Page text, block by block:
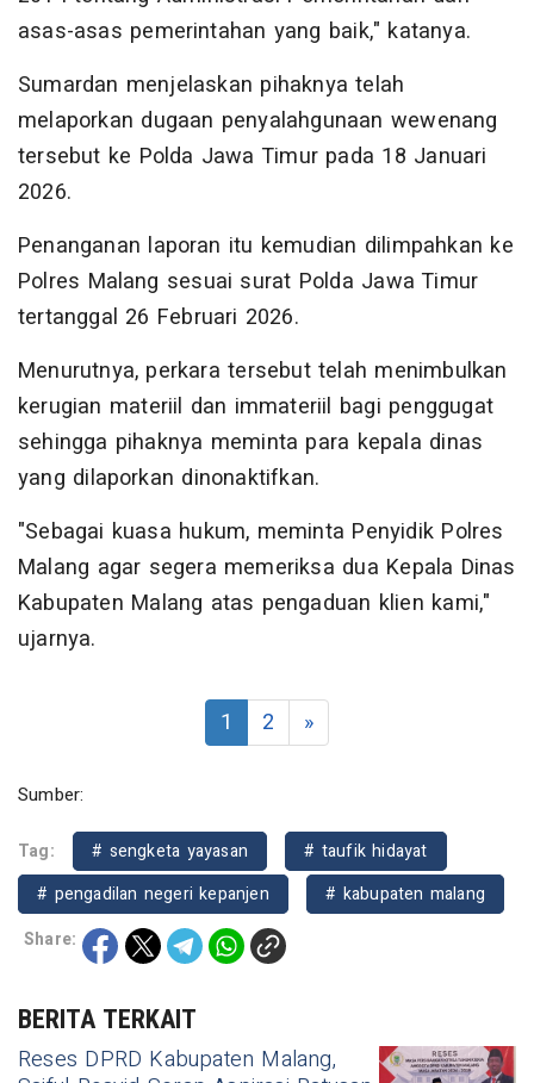
asas-asas pemerintahan yang baik," katanya.
Sumardan menjelaskan pihaknya telah
melaporkan dugaan penyalahgunaan wewenang
tersebut ke Polda Jawa Timur pada 18 Januari
2026.
Penanganan laporan itu kemudian dilimpahkan ke
Polres Malang sesuai surat Polda Jawa Timur
tertanggal 26 Februari 2026.
Menurutnya, perkara tersebut telah menimbulkan
kerugian materiil dan immateriil bagi penggugat
sehingga pihaknya meminta para kepala dinas
yang dilaporkan dinonaktifkan.
"Sebagai kuasa hukum, meminta Penyidik Polres
Malang agar segera memeriksa dua Kepala Dinas
Kabupaten Malang atas pengaduan klien kami,"
ujarnya.
1 2 »
Sumber:
Tag: # sengketa yayasan
# taufik hidayat
# pengadilan negeri kepanjen
# kabupaten malang
Share:
BERITA TERKAIT
Reses DPRD Kabupaten Malang,